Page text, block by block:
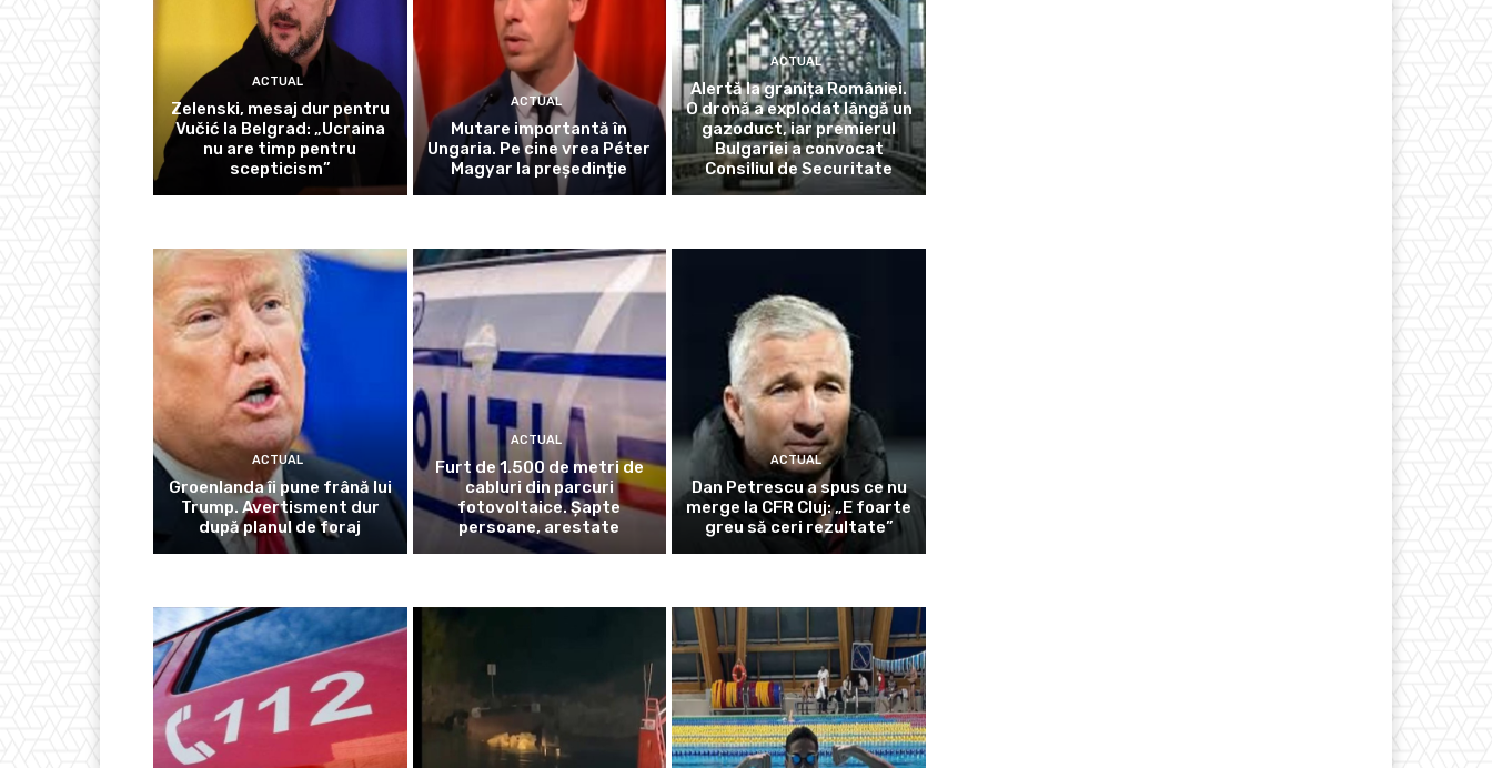
ACTUAL
Zelenski, mesaj dur pentru
Vučić la Belgrad: „Ucraina
nu are timp pentru
scepticism”
ACTUAL
Mutare importantă în
Ungaria. Pe cine vrea Péter
Magyar la președinție
ACTUAL
Alertă la granița României.
O dronă a explodat lângă un
gazoduct, iar premierul
Bulgariei a convocat
Consiliul de Securitate
ACTUAL
Groenlanda îi pune frână lui
Trump. Avertisment dur
după planul de foraj
ACTUAL
Furt de 1.500 de metri de
cabluri din parcuri
fotovoltaice. Șapte
persoane, arestate
ACTUAL
Dan Petrescu a spus ce nu
merge la CFR Cluj: „E foarte
greu să ceri rezultate”